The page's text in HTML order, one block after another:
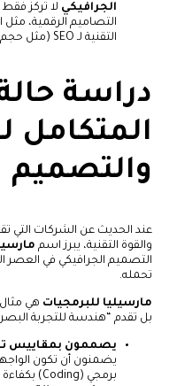
الجرافيكي لا تركز
التصاميم الرقمية،
التقنية لـ SEO (مثل حجم الملف وجودته).
دراسة
المتكامل
والتصميم
عند الحديث عن الشركات التي
والقوة التقنية، يبرز اسم
التصميم الجرافيكي في العصر
تحمله.
مارسيليا للبرمجيات هي
بل تقدم “هندسة للتجربة
يصممون بمقاييس
برمجي (Coding) بكفاءة عالية دون التضحية بالسرعة أو الأداء.